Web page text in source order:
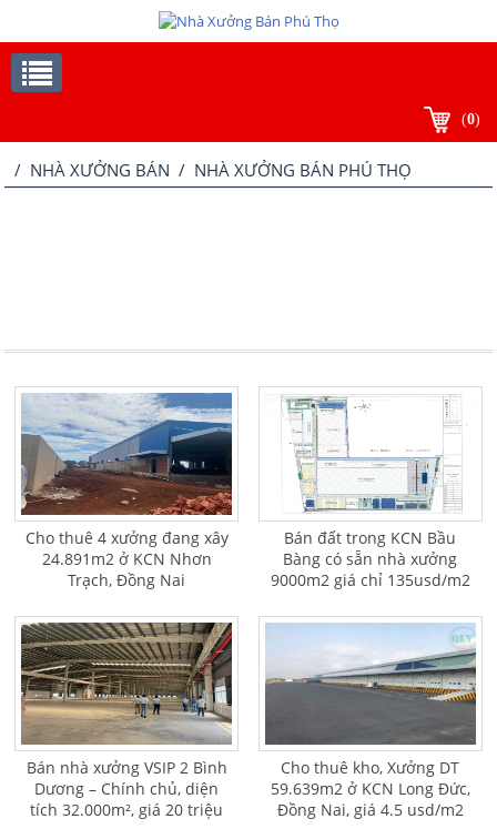
(0)
/ NHÀ XƯỞNG BÁN / NHÀ XƯỞNG BÁN PHÚ THỌ
Cho thuê 4 xưởng đang xây
24.891m2 ở KCN Nhơn
Trạch, Đồng Nai
Bán đất trong KCN Bầu
Bàng có sẵn nhà xưởng
9000m2 giá chỉ 135usd/m2
Bán nhà xưởng VSIP 2 Bình
Dương – Chính chủ, diện
tích 32.000m², giá 20 triệu
Cho thuê kho, Xưởng DT
59.639m2 ở KCN Long Đức,
Đồng Nai, giá 4.5 usd/m2